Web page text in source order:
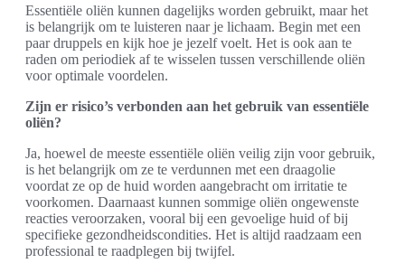
Essentiële oliën kunnen dagelijks worden gebruikt, maar het
is belangrijk om te luisteren naar je lichaam. Begin met een
paar druppels en kijk hoe je jezelf voelt. Het is ook aan te
raden om periodiek af te wisselen tussen verschillende oliën
voor optimale voordelen.
Zijn er risico’s verbonden aan het gebruik van essentiële
oliën?
Ja, hoewel de meeste essentiële oliën veilig zijn voor gebruik,
is het belangrijk om ze te verdunnen met een draagolie
voordat ze op de huid worden aangebracht om irritatie te
voorkomen. Daarnaast kunnen sommige oliën ongewenste
reacties veroorzaken, vooral bij een gevoelige huid of bij
specifieke gezondheidscondities. Het is altijd raadzaam een
professional te raadplegen bij twijfel.